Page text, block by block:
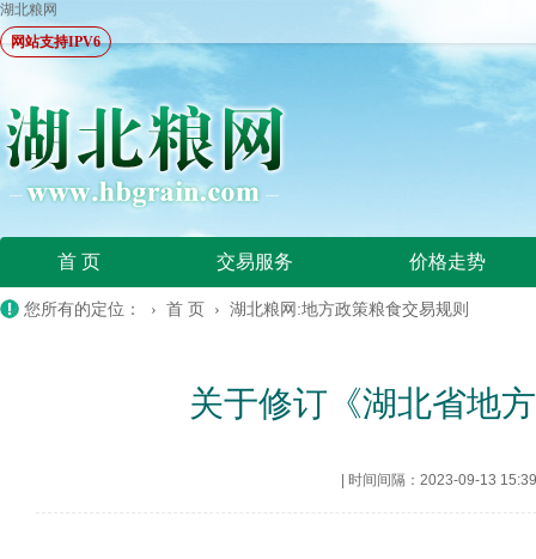
湖北粮网
网站支持IPV6
首 页 交易服务 价格走势
您所有的定位： › 首 页 › 湖北粮网:地方政策粮食交易规则
关于修订《湖北省地
时间间隔：2023-09-13 15:39